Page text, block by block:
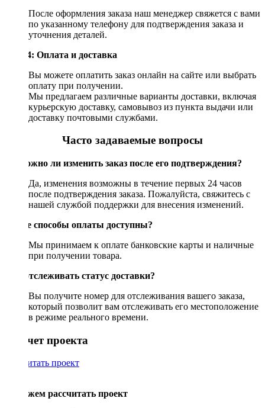
После оформления заказа наш менеджер свяжется с вами
по указанному телефону для подтверждения заказа и
уточнения деталей.
Шаг 4: Оплата и доставка
Вы можете оплатить заказ онлайн на сайте или выбрать
оплату при получении.
Мы предлагаем различные варианты доставки, включая
курьерскую доставку, самовывоз из пункта выдачи или
доставку почтовыми службами.
Часто задаваемые вопросы
Возможно ли изменить заказ после его подтверждения?
Да, изменения возможны в течение первых 24 часов
после подтверждения заказа. Пожалуйста, свяжитесь с
нашей службой поддержки для внесения изменений.
Какие способы оплаты доступны?
Мы принимаем к оплате банковские карты и наличные
при получении товара.
Как отслеживать статус доставки?
Вы получите номер для отслеживания вашего заказа,
который позволит вам отслеживать его местоположение
в режиме реального времени.
Рассчет проекта
Рассчитать проект
Поможем рассчитать проект